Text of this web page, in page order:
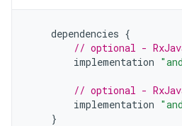
dependencies {
// optional -
implementation
// optional -
implementation
}